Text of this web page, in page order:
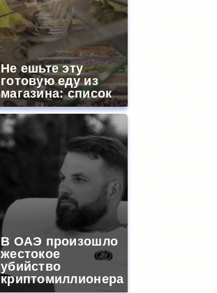
Не ешьте эту
готовую еду из
магазина: список
В ОАЭ произошло
жестокое
убийство
криптомиллионера